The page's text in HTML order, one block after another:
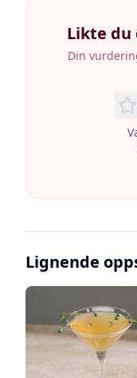
Likte du
Din
Lignende